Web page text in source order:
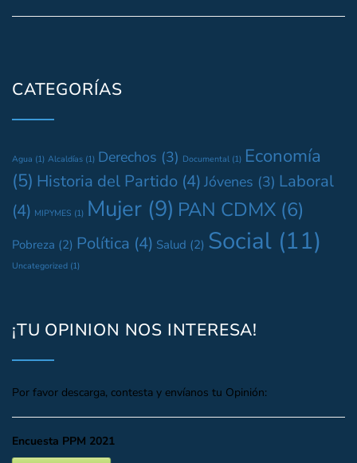
CATEGORÍAS
Agua (1) Alcaldías (1) Derechos (3) Documental (1) Economía
(5) Historia del Partido (4) Jóvenes (3) Laboral
(4) MIPYMES (1) Mujer (9) PAN CDMX (6)
Pobreza (2) Política (4) Salud (2) Social (11)
Uncategorized (1)
¡TU OPINION NOS INTERESA!
Por favor descarga, contesta y envíanos tu Opinión:
Encuesta PPM 2021